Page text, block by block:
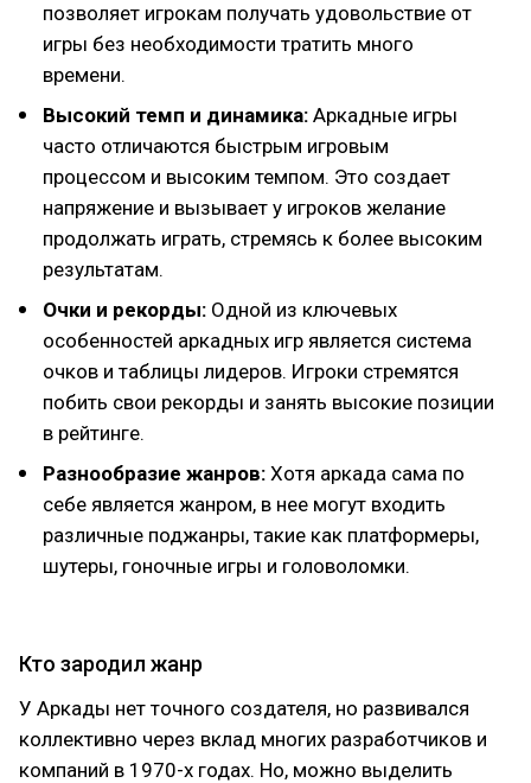
позволяет игрокам получать удовольствие от
игры без необходимости тратить много
времени.
Высокий темп и динамика: Аркадные игры
часто отличаются быстрым игровым
процессом и высоким темпом. Это создает
напряжение и вызывает у игроков желание
продолжать играть, стремясь к более высоким
результатам.
Очки и рекорды: Одной из ключевых
особенностей аркадных игр является система
очков и таблицы лидеров. Игроки стремятся
побить свои рекорды и занять высокие позиции
в рейтинге.
Разнообразие жанров: Хотя аркада сама по
себе является жанром, в нее могут входить
различные поджанры, такие как платформеры,
шутеры, гоночные игры и головоломки.
Кто зародил жанр
У Аркады нет точного создателя, но развивался
коллективно через вклад многих разработчиков и
компаний в 1970-х годах. Но, можно выделить